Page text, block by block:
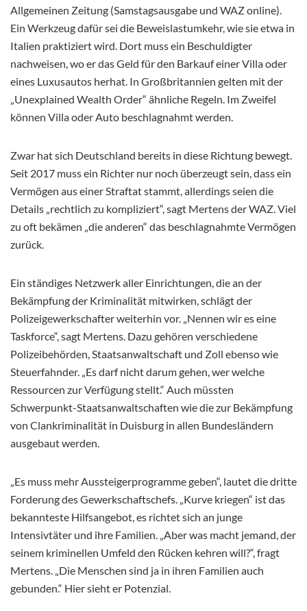
Allgemeinen Zeitung (Samstagsausgabe und WAZ online).
Ein Werkzeug dafür sei die Beweislastumkehr, wie sie etwa in
Italien praktiziert wird. Dort muss ein Beschuldigter
nachweisen, wo er das Geld für den Barkauf einer Villa oder
eines Luxusautos herhat. In Großbritannien gelten mit der
„Unexplained Wealth Order“ ähnliche Regeln. Im Zweifel
können Villa oder Auto beschlagnahmt werden.
Zwar hat sich Deutschland bereits in diese Richtung bewegt.
Seit 2017 muss ein Richter nur noch überzeugt sein, dass ein
Vermögen aus einer Straftat stammt, allerdings seien die
Details „rechtlich zu kompliziert“, sagt Mertens der WAZ. Viel
zu oft bekämen „die anderen“ das beschlagnahmte Vermögen
zurück.
Ein ständiges Netzwerk aller Einrichtungen, die an der
Bekämpfung der Kriminalität mitwirken, schlägt der
Polizeigewerkschafter weiterhin vor. „Nennen wir es eine
Taskforce“, sagt Mertens. Dazu gehören verschiedene
Polizeibehörden, Staatsanwaltschaft und Zoll ebenso wie
Steuerfahnder. „Es darf nicht darum gehen, wer welche
Ressourcen zur Verfügung stellt.“ Auch müssten
Schwerpunkt-Staatsanwaltschaften wie die zur Bekämpfung
von Clankriminalität in Duisburg in allen Bundesländern
ausgebaut werden.
„Es muss mehr Aussteigerprogramme geben“, lautet die dritte
Forderung des Gewerkschaftschefs. „Kurve kriegen“ ist das
bekannteste Hilfsangebot, es richtet sich an junge
Intensivtäter und ihre Familien. „Aber was macht jemand, der
seinem kriminellen Umfeld den Rücken kehren will?“, fragt
Mertens. „Die Menschen sind ja in ihren Familien auch
gebunden.“ Hier sieht er Potenzial.